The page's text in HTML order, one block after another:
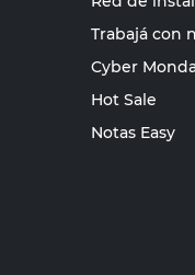
Trabajá con
Cyber
Hot Sale
Notas Easy